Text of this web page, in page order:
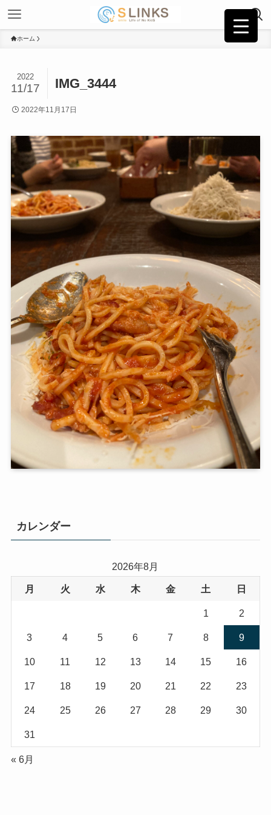
ホーム
IMG_3444
2022
11/17
2022年11月17日
カレンダー
2026年8月
月 火 水 木 金 土 日
1 2
3 4 5 6 7 8 9
10 11 12 13 14 15 16
17 18 19 20 21 22 23
24 25 26 27 28 29 30
31
« 6月